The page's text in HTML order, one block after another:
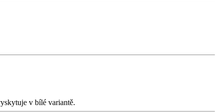
v bílé variantě.